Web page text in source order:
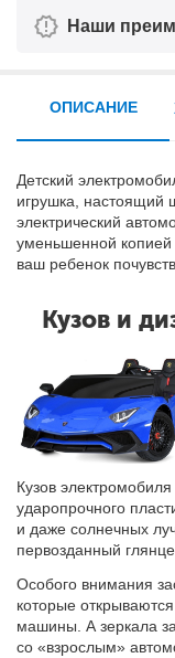
Наши
ОПИСАНИЕ
Детский
игрушка, настоящий
электрический
уменьшенной копией
ваш ребенок
Кузов и
Кузов электромобиля
ударопрочного
и даже солнечных
первозданный
Особого внимания
которые
машины. А зеркала
со «взрослым»